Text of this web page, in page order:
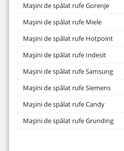
Mașini de spălat rufe Gorenje
Mașini de spălat rufe Miele
Mașini de spălat rufe Hotpoint
Mașini de spălat rufe Indesit
Mașini de spălat rufe Samsung
Mașini de spălat rufe Siemens
Mașini de spălat rufe Candy
Mașini de spălat rufe Grunding